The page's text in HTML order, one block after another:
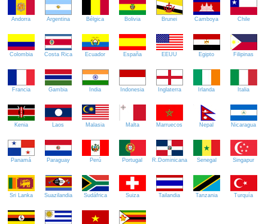
Andorra Argentina Bélgica Bolivia Brunei Camboya Chile
Colombia Costa Rica Ecuador España EEUU Egipto Filipinas
Francia Gambia India Indonesia Inglaterra Irlanda Italia
Kenia Laos Malasia Malta Marruecos Nepal Nicaragua
Panamá Paraguay Perú Portugal R.Dominicana Senegal Singapur
Sri Lanka Suazilandia Sudáfrica Suiza Tailandia Tanzania Turquía